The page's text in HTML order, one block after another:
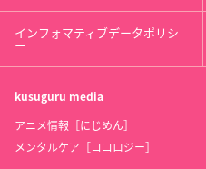
インフォマティブデータポリシ
ー
kusuguru media
アニメ情報［にじめん］
メンタルケア［ココロジー］